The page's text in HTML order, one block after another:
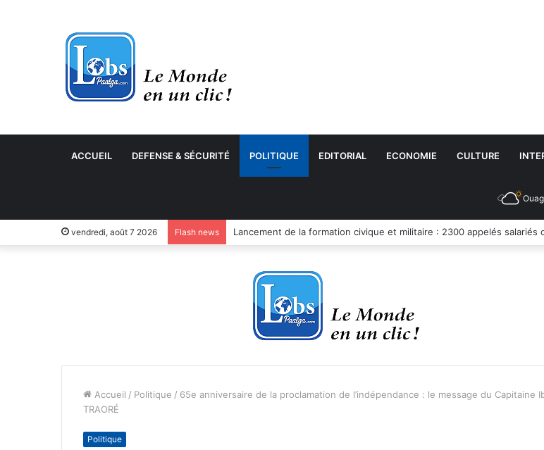
ACCUEIL DEFENSE & SÉCURITÉ POLITIQUE EDITORIAL ECONOMIE CULTURE
vendredi, août 7 2026 Flash news
Accueil / Politique / 65e anniversaire de la proclamation de l’indépendance : le message du Capitaine
TRAORÉ
Politique